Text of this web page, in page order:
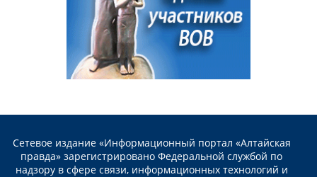
Сетевое издание «Информационный портал «Алтайская
правда» зарегистрировано Федеральной службой по
надзору в сфере связи, информационных технологий и